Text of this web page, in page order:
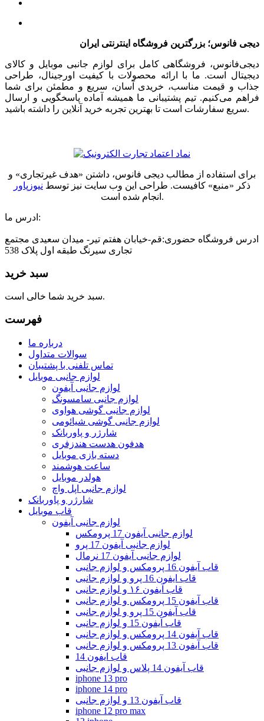
دیجی فانوس؛ بزرگترین فروشگاه اینترنتی ایران
دیجی‌فانوس، فروشگاهی کامل برای لوازم جانبی موبایل و کالای
دیجیتال است. ما با ارائه محصولات با کیفیت اورجینال، طراحی
جذاب و قیمت مناسب، خریدی آسان، سریع و مطمئن برای شما
فراهم می‌کنیم. تیم پشتیبانی ما همیشه آماده پاسخگویی و ارسال
سریع سفارشات است تا بهترین تجربه خرید آنلاین را داشته باشید.
برای استفاده از مطالب دیجی فانوس، داشتن «هدف غیرتجاری» و
ذکر «منبع» کافیست. طراحی این وب سایت نیز توسط نیوزپاور
انجام شده است.
ادرس ما:
ادرس فروشگاه حضوری:قم-خیابان هفتم تیر- میدان سعیدی مجتمع
تجاری سیرنگ طبقه اول پلاک 538
سبد خرید
سبد خرید شما خالی است.
فهرست
درباره ما
سوالات متداول
تماس تلفنی با پشتیبان
لوازم جانبی موبایل
لوازم جانبی آیفون
لوازم جانبی سامسونگ
لوازم جانبی گوشی هواوی
لوازم جانبی گوشی شیائومی
شارژر و پاوربانک
هدفون هدست هندزفری
دسته بازی موبایل
ساعت هوشمند
هولدر موبایل
لوازم جانبی اپل واچ
شارژر و پاوربانک
قاب موبایل
لوازم جانبی آیفون
لوازم جانبی آیفون 17 پرومکس
لوازم جانبی آیفون 17 پرو
لوازم جانبی آیفون 17 نرمال
قاب آیفون 16 پرومکس و لوازم جانبی
قاب ایفون 16 پرو و لوازم جانبی
قاب آیفون ۱۶ و لوازم جانبی
قاب آیفون 15 پرومکس و لوازم جانبی
قاب آیفون 15 پرو و لوازم جانبی
قاب آیفون 15 و لوازم جانبی
قاب آیفون 14 پرومکس و لوازم جانبی
قاب آیفون 13 پرومکس و لوازم جانبی
قاب ایفون 14
قاب آیفون 14 پلاس و لوازم جانبی
iphone 13 pro
iphone 14 pro
قاب آیفون 13 و لوازم جانبی
iphone 12 pro max